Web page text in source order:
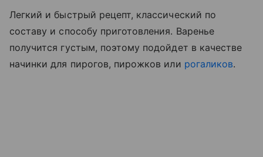
Легкий и быстрый рецепт, классический по
составу и способу приготовления. Варенье
получится густым, поэтому подойдет в качестве
начинки для пирогов, пирожков или рогаликов.